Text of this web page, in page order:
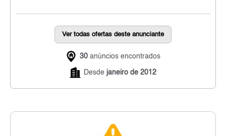
Ver todas ofertas deste anunciante
30 anúncios encontrados
Desde janeiro de 2012